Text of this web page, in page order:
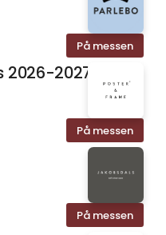
På messen
2026-2027
På messen
På messen